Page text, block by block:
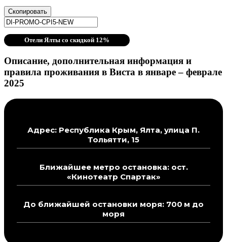
Скопировать
Отели Ялты со скидкой 12%
Описание, дополнительная информация и
правила проживания в Виста в январе – феврале
2025
Адрес: Республика Крым, Ялта, улица П.
Тольятти, 15
Ближайшее метро остановка: ост.
«Кинотеатр Спартак»
До ближайшей остановки моря: 700 м до
моря